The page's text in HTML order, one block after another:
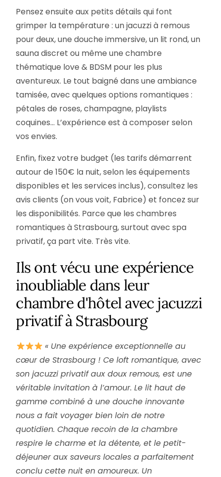
Pensez ensuite aux petits détails qui font
grimper la température : un jacuzzi à remous
pour deux, une douche immersive, un lit rond, un
sauna discret ou même une chambre
thématique love & BDSM pour les plus
aventureux. Le tout baigné dans une ambiance
tamisée, avec quelques options romantiques :
pétales de roses, champagne, playlists
coquines… L’expérience est à composer selon
vos envies.
Enfin, fixez votre budget (les tarifs démarrent
autour de 150€ la nuit, selon les équipements
disponibles et les services inclus), consultez les
avis clients (on vous voit, Fabrice) et foncez sur
les disponibilités. Parce que les chambres
romantiques à Strasbourg, surtout avec spa
privatif, ça part vite. Très vite.
Ils ont vécu une expérience
inoubliable dans leur
chambre d'hôtel avec jacuzzi
privatif à Strasbourg
« Une expérience exceptionnelle au
cœur de Strasbourg ! Ce loft romantique, avec
son jacuzzi privatif aux doux remous, est une
véritable invitation à l’amour. Le lit haut de
gamme combiné à une douche innovante
nous a fait voyager bien loin de notre
quotidien. Chaque recoin de la chambre
respire le charme et la détente, et le petit-
déjeuner aux saveurs locales a parfaitement
conclu cette nuit en amoureux. Un